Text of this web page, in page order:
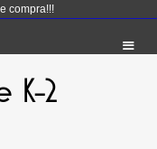
compra!!!
K-2